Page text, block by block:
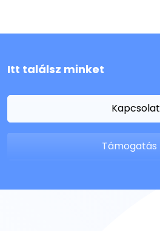
Itt találsz minket
Kapcsolat
Támogatás